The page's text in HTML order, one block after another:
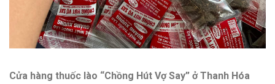
Cửa hàng thuốc lào “Chồng Hút Vợ Say” ở Thanh Hóa